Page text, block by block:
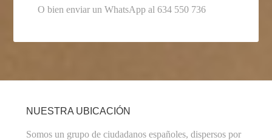
O bien enviar un WhatsApp al 634 550 736
NUESTRA UBICACIÓN
Somos un grupo de ciudadanos españoles, dispersos por